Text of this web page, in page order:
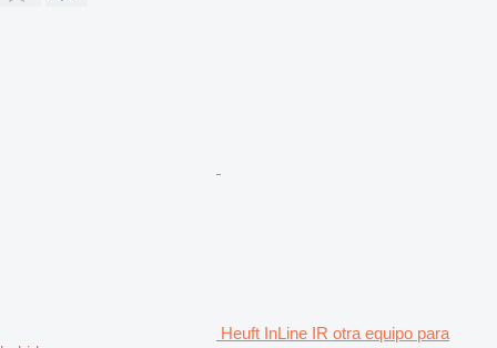
Heuft InLine IR otra equipo para